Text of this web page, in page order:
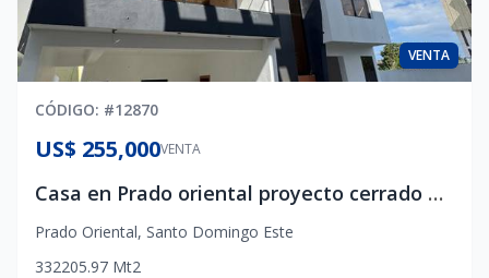
VENTA
CÓDIGO: #12870
VENTA
US$ 255,000
Casa en Prado oriental proyecto cerrado de 4 casa
Prado Oriental, Santo Domingo Este
332205.97 Mt2